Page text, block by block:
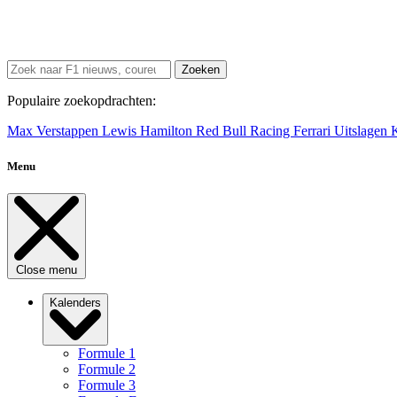
Zoeken
Populaire zoekopdrachten:
Max Verstappen Lewis Hamilton Red Bull Racing Ferrari Uitslagen
Menu
Close menu
Kalenders
Formule 1
Formule 2
Formule 3